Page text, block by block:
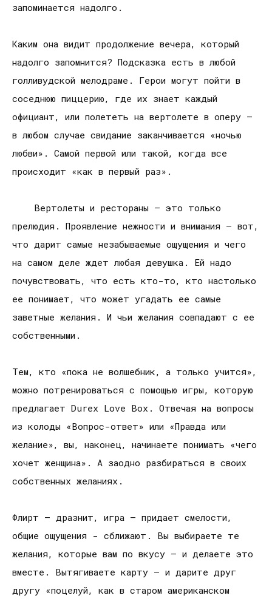
запоминается надолго.
Каким она видит продолжение вечера, который
надолго запомнится? Подсказка есть в любой
голливудской мелодраме. Герои могут пойти в
соседнюю пиццерию, где их знает каждый
официант, или полететь на вертолете в оперу –
в любом случае свидание заканчивается «ночью
любви». Самой первой или такой, когда все
происходит «как в первый раз».
Вертолеты и рестораны – это только
прелюдия. Проявление нежности и внимания – вот,
что дарит самые незабываемые ощущения и чего
на самом деле ждет любая девушка. Ей надо
почувствовать, что есть кто-то, кто настолько
ее понимает, что может угадать ее самые
заветные желания. И чьи желания совпадают с ее
собственными.
Тем, кто «пока не волшебник, а только учится»,
можно потренироваться с помощью игры, которую
предлагает Durex Love Boх. Отвечая на вопросы
из колоды «Вопрос-ответ» или «Правда или
желание», вы, наконец, начинаете понимать «чего
хочет женщина». А заодно разбираться в своих
собственных желаниях.
Флирт – дразнит, игра – придает смелости,
общие ощущения - сближают. Вы выбираете те
желания, которые вам по вкусу – и делаете это
вместе. Вытягиваете карту – и дарите друг
другу «поцелуй, как в старом американском